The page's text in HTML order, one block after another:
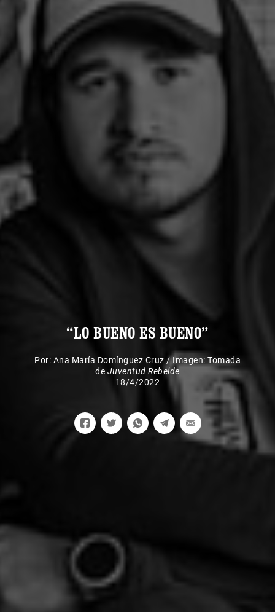
“LO BUENO ES BUENO”
Por: Ana María Domínguez Cruz /Imagen: Tomada
de Juventud Rebelde
18/4/2022